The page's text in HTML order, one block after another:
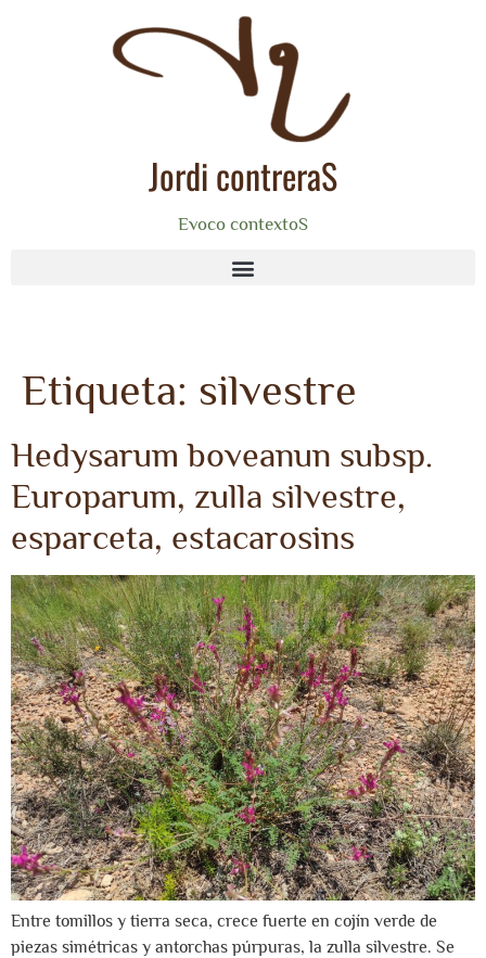
Jordi contreraS
Evoco contextoS
Etiqueta: silvestre
Hedysarum boveanun subsp.
Europarum, zulla silvestre,
esparceta, estacarosins
Entre tomillos y tierra seca, crece fuerte en cojín verde de
piezas simétricas y antorchas púrpuras, la zulla silvestre. Se